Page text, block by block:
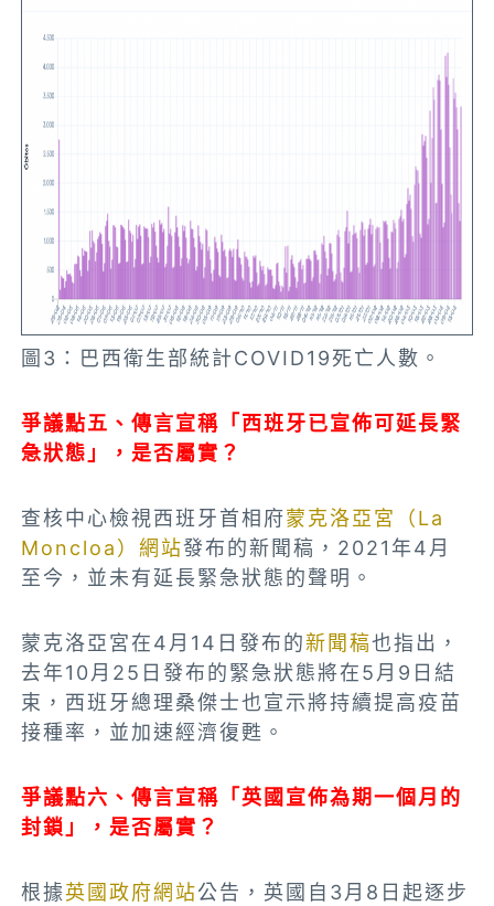
圖3：巴西衛生部統計COVID19死亡人數。
爭議點五、傳言宣稱「西班牙已宣佈可延長緊
急狀態」，是否屬實？
查核中心檢視西班牙首相府蒙克洛亞宮（La
Moncloa）網站發布的新聞稿，2021年4月
至今，並未有延長緊急狀態的聲明。
蒙克洛亞宮在4月14日發布的新聞稿也指出，
去年10月25日發布的緊急狀態將在5月9日結
束，西班牙總理桑傑士也宣示將持續提高疫苗
接種率，並加速經濟復甦。
爭議點六、傳言宣稱「英國宣佈為期一個月的
封鎖」，是否屬實？
根據英國政府網站公告，英國自3月8日起逐步